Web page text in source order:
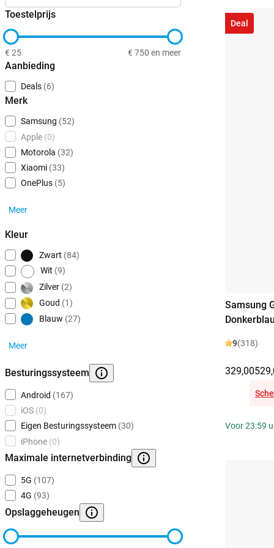
Toestelprijs
€ 25 € 750 en meer
Aanbieding
Deals (6)
Merk
Samsung (52)
Apple (0)
Motorola (32)
Xiaomi (33)
OnePlus (5)
Meer
Kleur
Zwart (84)
Wit (9)
Zilver (2)
Goud (1)
Blauw (27)
Meer
Besturingssysteem
Android (167)
iOS (0)
Eigen Besturingssysteem (30)
iPhone (0)
Maximale internetverbinding
5G (107)
4G (93)
Opslaggeheugen
Deal
Samsung
9(318)
329,00
Voor 23:59